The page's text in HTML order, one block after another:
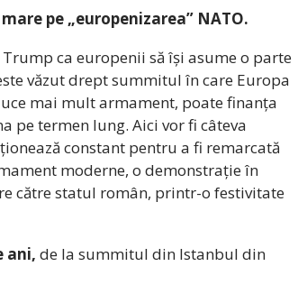
pe „europenizarea” NATO.
ca europenii să își asume o parte
văzut drept summitul în care Europa
mai mult armament, poate finanța
pe termen lung. Aici vor fi câteva
constant pentru a fi remarcată
moderne, o demonstrație în
către statul român, printr-o festivitate
ani, de la summitul din Istanbul din